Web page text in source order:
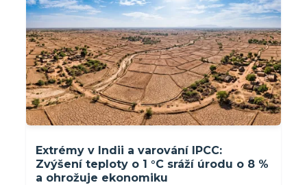
Extrémy v Indii a varování IPCC:
Zvýšení teploty o 1 °C sráží úrodu o 8 %
a ohrožuje ekonomiku